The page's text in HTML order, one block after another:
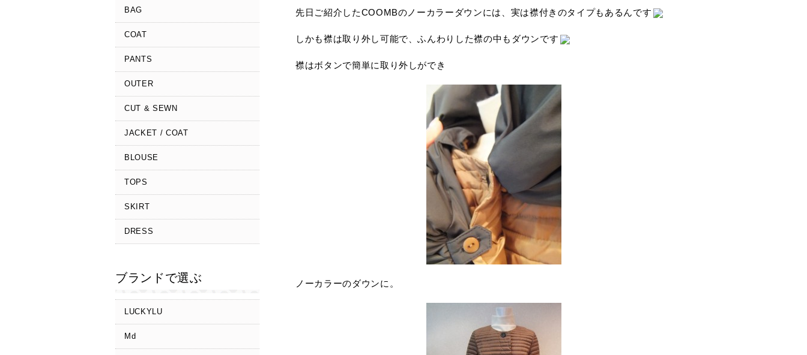
BAG
COAT
PANTS
OUTER
CUT & SEWN
JACKET / COAT
BLOUSE
TOPS
SKIRT
DRESS
ブランドで選ぶ
LUCKYLU
Md
先日ご紹介したCOOMBのノーカラーダウンには、実は襟付きのタイプもあるんです
しかも襟は取り外し可能で、ふんわりした襟の中もダウンです
襟はボタンで簡単に取り外しができ
ノーカラーのダウンに。